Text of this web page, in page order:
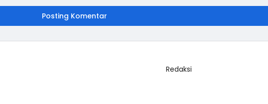
Posting Komentar
Redaksi